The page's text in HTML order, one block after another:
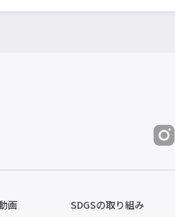
画
SDGSの取り組み